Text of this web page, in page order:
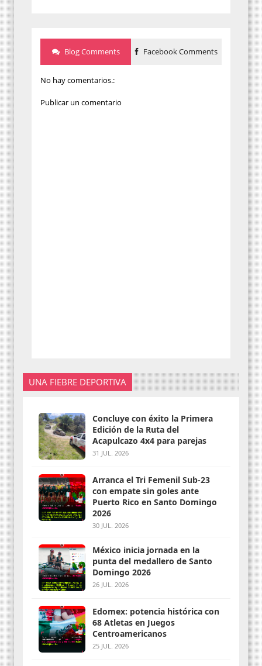
Blog Comments Facebook Comments
No hay comentarios.:
Publicar un comentario
UNA FIEBRE DEPORTIVA
Concluye con éxito la Primera
Edición de la Ruta del
Acapulcazo 4x4 para parejas
31 JUL. 2026
Arranca el Tri Femenil Sub-23
con empate sin goles ante
Puerto Rico en Santo Domingo
2026
30 JUL. 2026
México inicia jornada en la
punta del medallero de Santo
Domingo 2026
26 JUL. 2026
Edomex: potencia histórica con
68 Atletas en Juegos
Centroamericanos
25 JUL. 2026